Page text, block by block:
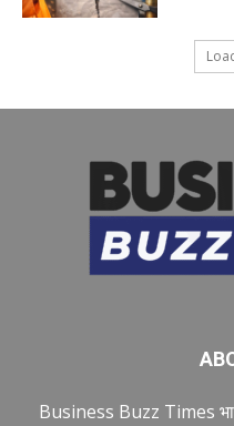
Business Buzz Times